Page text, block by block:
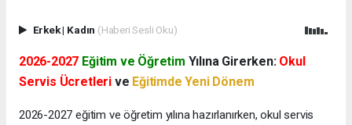
Erkek| Kadın (Haberi Sesli Oku)
2026-2027 Eğitim ve Öğretim Yılına Girerken: Okul
Servis Ücretleri ve Eğitimde Yeni Dönem
2026-2027 eğitim ve öğretim yılına hazırlanırken, okul servis